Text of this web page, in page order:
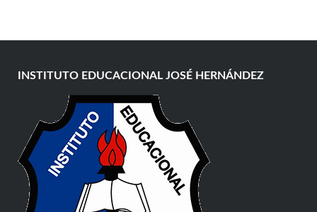
INSTITUTO EDUCACIONAL JOSÉ HERNÁNDEZ